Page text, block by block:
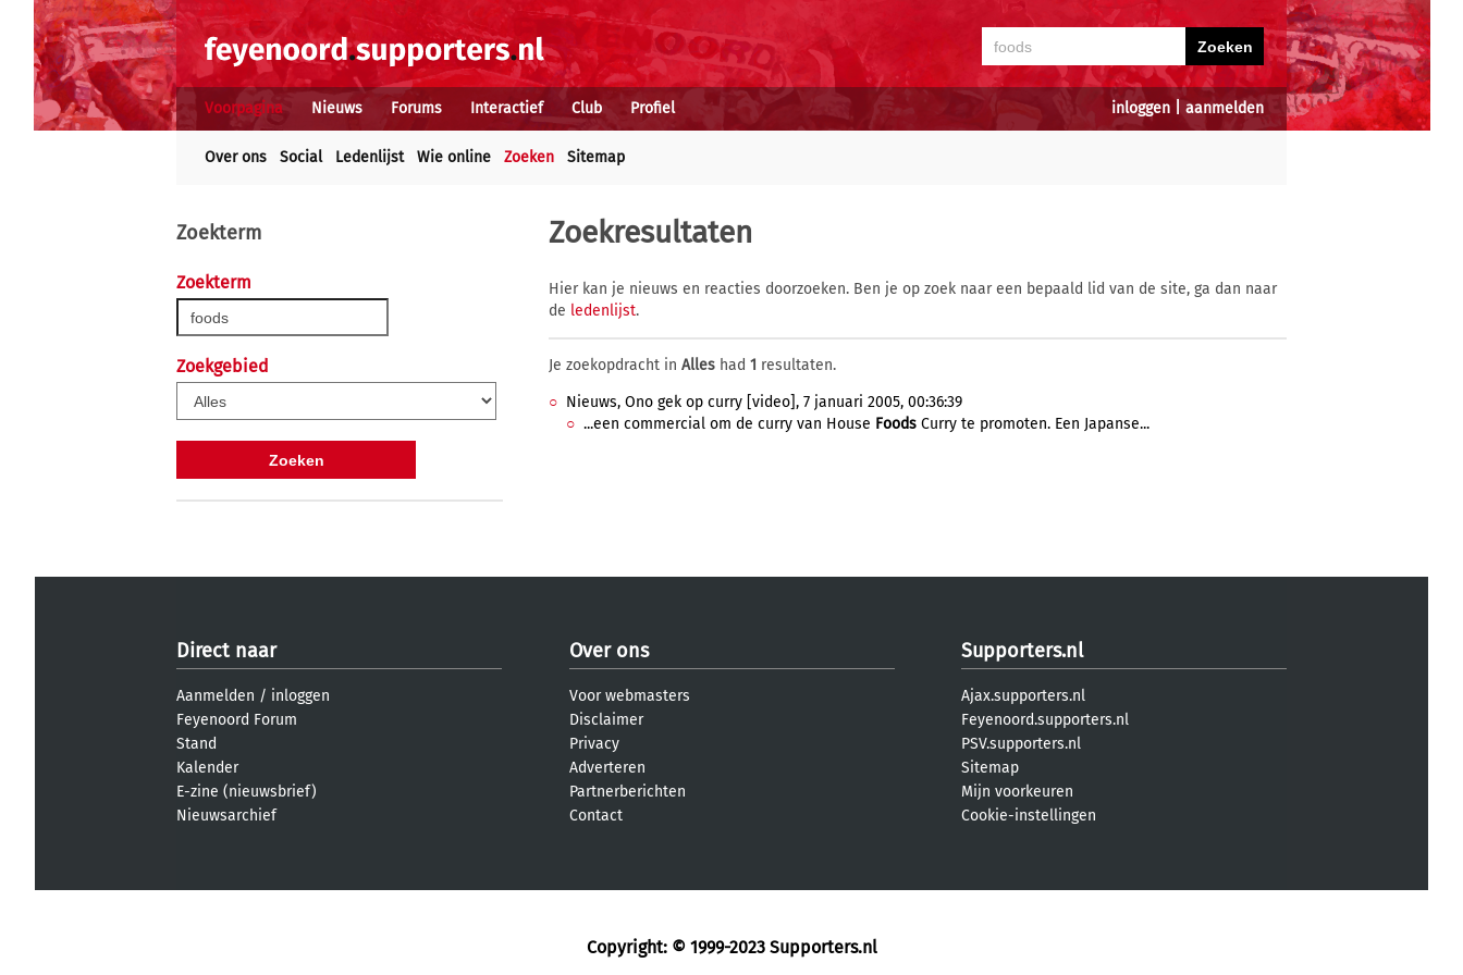
inloggen aanmelden
Voorpagina Nieuws Forums Interactief Club Profiel
Over ons Social Ledenlijst Wie online Zoeken Sitemap
Zoekterm
Zoekterm
Zoekgebied
Zoekresultaten
Hier kan je nieuws en reacties doorzoeken. Ben je op zoek naar een bepaald lid van de site, ga dan naar
de ledenlijst.
Je zoekopdracht in Alles had 1 resultaten.
Nieuws, Ono gek op curry [video], 7 januari 2005, 00:36:39
...een commercial om de curry van House Foods Curry te promoten. Een Japanse...
Direct naar
Aanmelden / inloggen
Feyenoord Forum
Stand
Kalender
E-zine (nieuwsbrief)
Nieuwsarchief
Over ons
Voor webmasters
Disclaimer
Privacy
Adverteren
Partnerberichten
Contact
Supporters.nl
Ajax.supporters.nl
Feyenoord.supporters.nl
PSV.supporters.nl
Sitemap
Mijn voorkeuren
Cookie-instellingen
Copyright: © 1999-2023 Supporters.nl